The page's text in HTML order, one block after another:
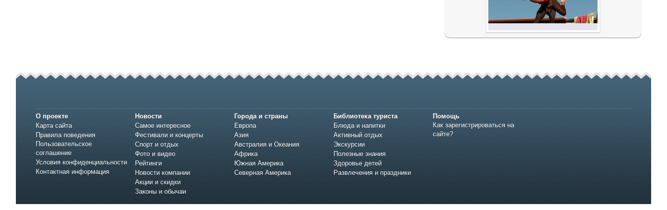
О проекте
Карта сайта
Правила поведения
Пользовательское
соглашение
Условия конфиденциальности
Контактная информация
Новости
Самое интересное
Фестивали и концерты
Спорт и отдых
Фото и видео
Рейтинги
Новости компании
Акции и скидки
Законы и обычаи
Города и страны
Европа
Азия
Австралия и Океания
Африка
Южная Америка
Северная Америка
Библиотека туриста
Блюда и напитки
Активный отдых
Экскурсии
Полезные знания
Здоровье детей
Развлечения и праздники
Помощь
Как зарегистрироваться на
сайте?